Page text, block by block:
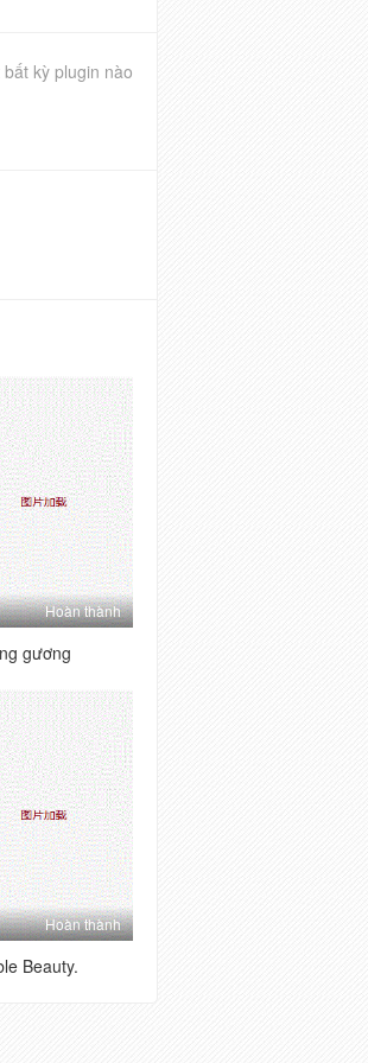
kỳ plugin nào
Hoàn thành
gương
Hoàn thành
Beauty.